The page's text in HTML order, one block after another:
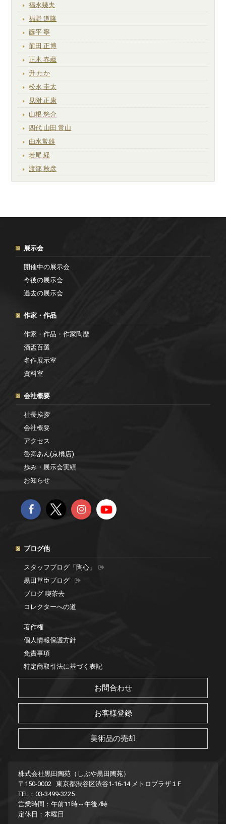
福永幾夫
福野 道隆
藤平 寧
前田 正博
正木 春蔵
升 たか
松永 圭太
見附 正康
山根 悠介
四代 山田 常山
由水常雄
若尾 経
渡部 秋彦
展示会
開催中の展示会
今後の展示会
過去の展示会
作家・作品
作家・作品・作家陶歴
酒盃百選
名作展示室
資料室
会社概要
社長挨拶
会社概要
アクセス
魯卿あん(京橋店)
歩み・展示会実績
お知らせ
ブログ他
スタッフブログ「陶心」
黒田草臣ブログ
ブログ 喫茶去
コレクターへの道
著作権
個人情報保護方針
免責事項
特定商取引法に基づく表記
お問合わせ
お客様登録
美術品の売却
株式会社黒田陶苑（しぶや黒田陶苑）
〒150-0002 東京都渋谷区渋谷1-16-14 メトロプラザ１F
TEL：03-3499-3225
営業時間：午前11時～午後7時
定休日：木曜日